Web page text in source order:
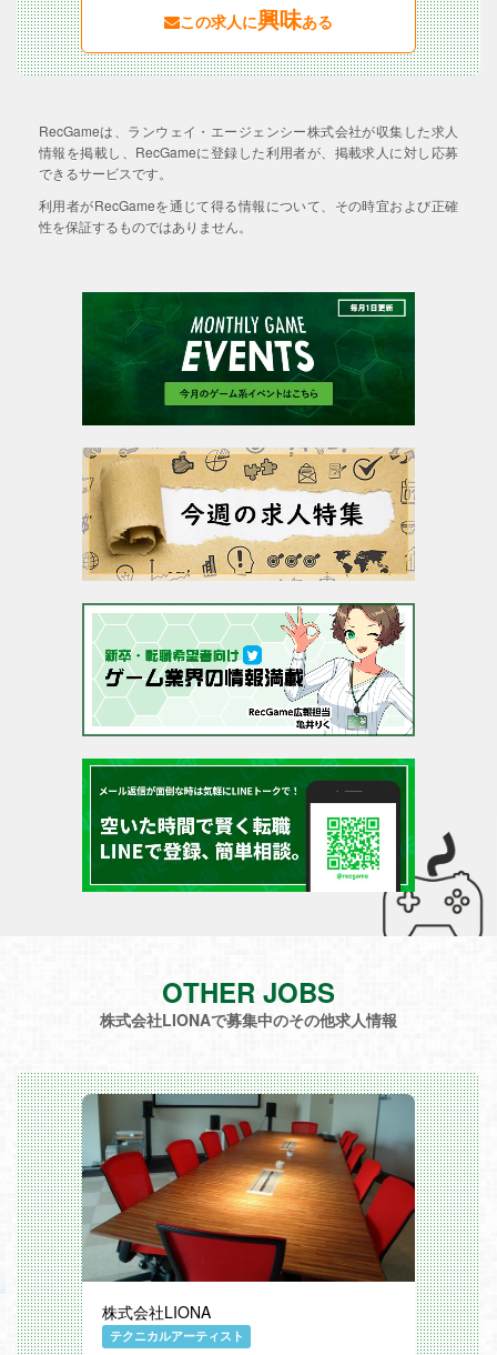
この求人に興味ある
RecGameは、ランウェイ・エージェンシー株式会社が収集した求人
情報を掲載し、RecGameに登録した利用者が、掲載求人に対し応募
できるサービスです。
利用者がRecGameを通じて得る情報について、その時宜および正確
性を保証するものではありません。
OTHER JOBS
株式会社LIONAで募集中のその他求人情報
株式会社LIONA
テクニカルアーティスト